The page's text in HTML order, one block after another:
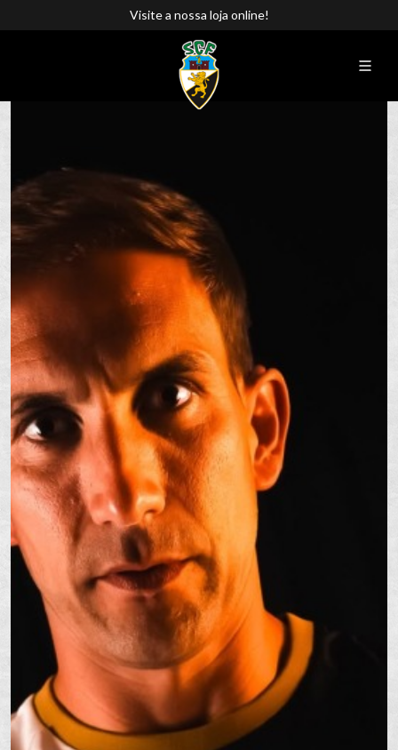
Visite a nossa loja online!